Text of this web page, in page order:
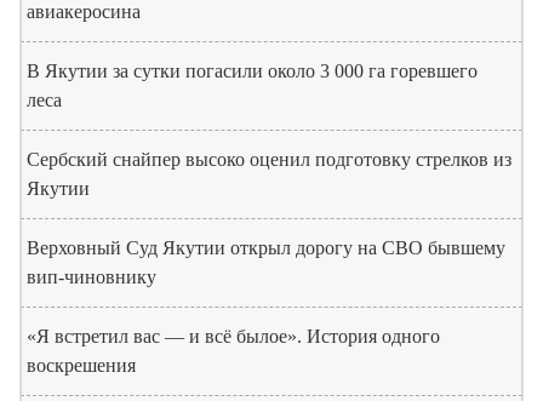
авиакеросина
В Якутии за сутки погасили около 3 000 га горевшего
леса
Сербский снайпер высоко оценил подготовку стрелков из
Якутии
Верховный Суд Якутии открыл дорогу на СВО бывшему
вип-чиновнику
«Я встретил вас — и всё былое». История одного
воскрешения